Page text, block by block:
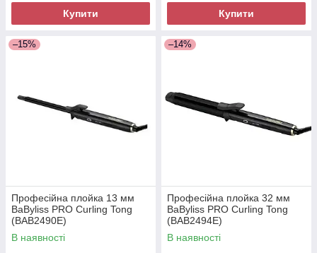
Купити Купити
–15%
Професійна плойка 13 мм
BaByliss PRO Curling Tong
(BAB2490E)
В наявності
–14%
Професійна плойка 32 мм
BaByliss PRO Curling Tong
(BAB2494E)
В наявності